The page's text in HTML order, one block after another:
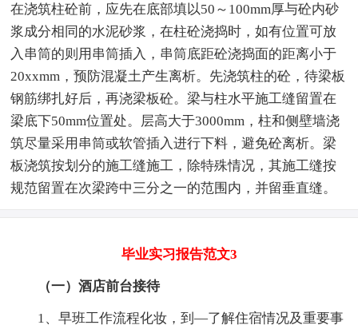
在浇筑柱砼前，应先在底部填以50～100mm厚与砼内砂
浆成分相同的水泥砂浆，在柱砼浇捣时，如有位置可放
入串筒的则用串筒插入，串筒底距砼浇捣面的距离小于
20xxmm，预防混凝土产生离析。先浇筑柱的砼，待梁板
钢筋绑扎好后，再浇梁板砼。梁与柱水平施工缝留置在
梁底下50mm位置处。层高大于3000mm，柱和侧壁墙浇
筑尽量采用串筒或软管插入进行下料，避免砼离析。梁
板浇筑按划分的施工缝施工，除特殊情况，其施工缝按
规范留置在次梁跨中三分之一的范围内，并留垂直缝。
毕业实习报告范文3
（一）酒店前台接待
1、早班工作流程化妆，到—了解住宿情况及重要事